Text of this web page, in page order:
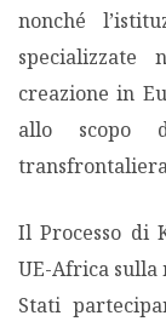
nonché
creazione in
allo scopo
Il Processo di
UE-Africa sulla
Stati